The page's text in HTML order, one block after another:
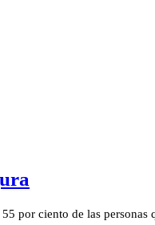
por ciento de las